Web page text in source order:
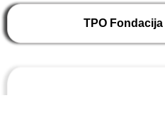
TPO Fondacija